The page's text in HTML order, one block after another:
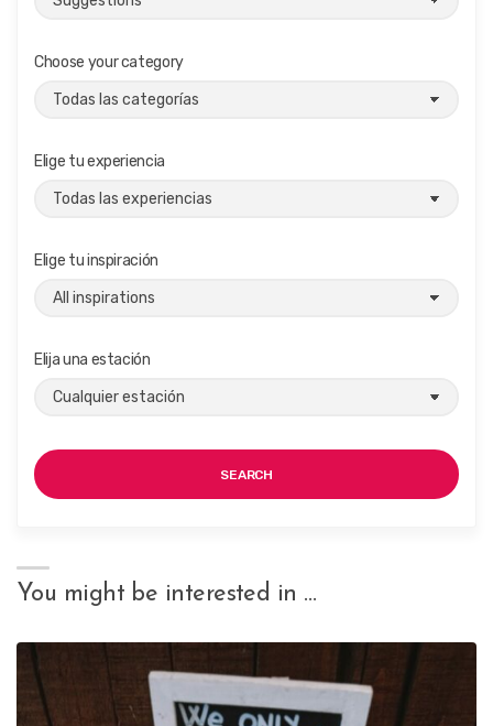
Choose your category
Elige tu experiencia
Elige tu inspiración
Elija una estación
SEARCH
You might be interested in …